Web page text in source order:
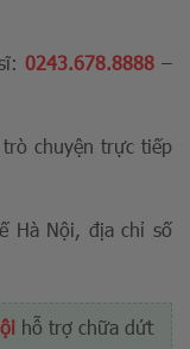
0243.678.8888–
chuyện trực tiếp
Hà Nội, địa chỉ số
hỗ trợ chữa dứt